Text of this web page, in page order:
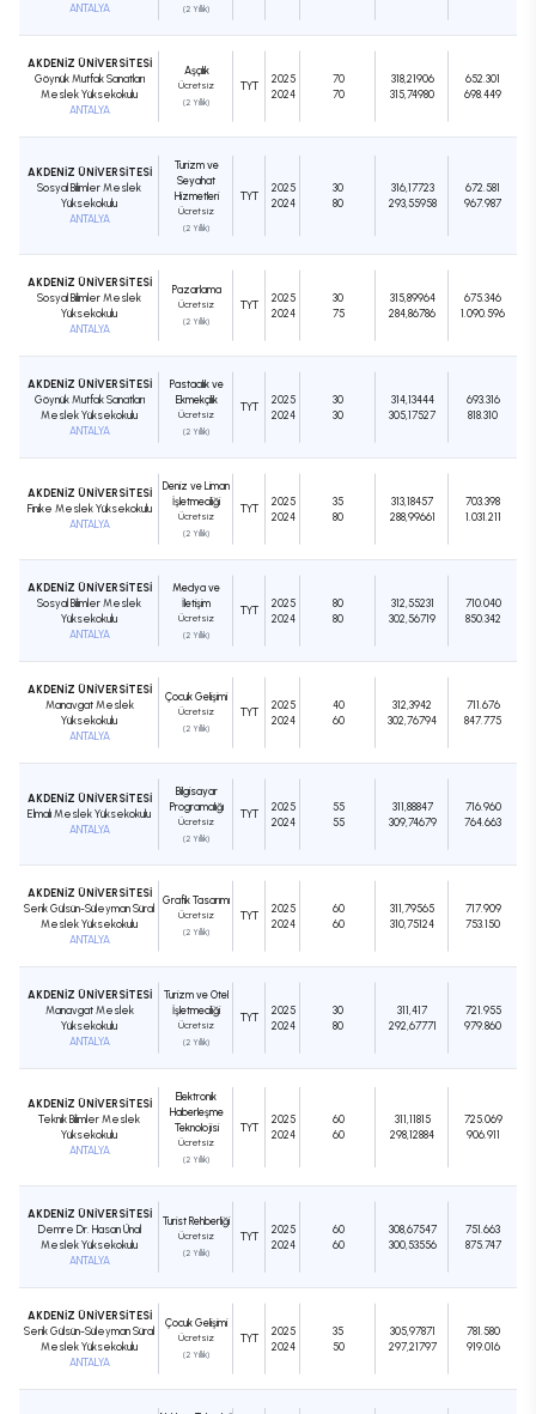
ANTALYA
(2 Yıllık)
AKDENİZ ÜNİVERSİTESİ
Göynük Mutfak Sanatları
Meslek Yüksekokulu
ANTALYA
Aşçılık
Ücretsiz
(2 Yıllık)
TYT
2025
2024
70
70
318,21906
315,74980
652.301
698.449
AKDENİZ ÜNİVERSİTESİ
Sosyal Bilimler Meslek
Yüksekokulu
ANTALYA
Turizm ve
Seyahat
Hizmetleri
Ücretsiz
(2 Yıllık)
TYT
2025
2024
30
80
316,17723
293,55958
672.581
967.987
AKDENİZ ÜNİVERSİTESİ
Sosyal Bilimler Meslek
Yüksekokulu
ANTALYA
Pazarlama
Ücretsiz
(2 Yıllık)
TYT
2025
2024
30
75
315,89964
284,86786
675.346
1.090.596
AKDENİZ ÜNİVERSİTESİ
Göynük Mutfak Sanatları
Meslek Yüksekokulu
ANTALYA
Pastacılık ve
Ekmekçilik
Ücretsiz
(2 Yıllık)
TYT
2025
2024
30
30
314,13444
305,17527
693.316
818.310
AKDENİZ ÜNİVERSİTESİ
Finike Meslek Yüksekokulu
ANTALYA
Deniz ve Liman
İşletmeciliği
Ücretsiz
(2 Yıllık)
TYT
2025
2024
35
80
313,18457
288,99661
703.398
1.031.211
AKDENİZ ÜNİVERSİTESİ
Sosyal Bilimler Meslek
Yüksekokulu
ANTALYA
Medya ve
İletişim
Ücretsiz
(2 Yıllık)
TYT
2025
2024
80
80
312,55231
302,56719
710.040
850.342
AKDENİZ ÜNİVERSİTESİ
Manavgat Meslek
Yüksekokulu
ANTALYA
Çocuk Gelişimi
Ücretsiz
(2 Yıllık)
TYT
2025
2024
40
60
312,3942
302,76794
711.676
847.775
AKDENİZ ÜNİVERSİTESİ
Elmalı Meslek Yüksekokulu
ANTALYA
Bilgisayar
Programcılığı
Ücretsiz
(2 Yıllık)
TYT
2025
2024
55
55
311,88847
309,74679
716.960
764.663
AKDENİZ ÜNİVERSİTESİ
Serik Gülsün-Süleyman Süral
Meslek Yüksekokulu
ANTALYA
Grafik Tasarımı
Ücretsiz
(2 Yıllık)
TYT
2025
2024
60
60
311,79565
310,75124
717.909
753.150
AKDENİZ ÜNİVERSİTESİ
Manavgat Meslek
Yüksekokulu
ANTALYA
Turizm ve Otel
İşletmeciliği
Ücretsiz
(2 Yıllık)
TYT
2025
2024
30
80
311,417
292,67771
721.955
979.860
AKDENİZ ÜNİVERSİTESİ
Teknik Bilimler Meslek
Yüksekokulu
ANTALYA
Elektronik
Haberleşme
Teknolojisi
Ücretsiz
(2 Yıllık)
TYT
2025
2024
60
60
311,11815
298,12884
725.069
906.911
AKDENİZ ÜNİVERSİTESİ
Demre Dr. Hasan Ünal
Meslek Yüksekokulu
ANTALYA
Turist Rehberliği
Ücretsiz
(2 Yıllık)
TYT
2025
2024
60
60
308,67547
300,53556
751.663
875.747
AKDENİZ ÜNİVERSİTESİ
Serik Gülsün-Süleyman Süral
Meslek Yüksekokulu
ANTALYA
Çocuk Gelişimi
Ücretsiz
(2 Yıllık)
TYT
2025
2024
35
50
305,97871
297,21797
781.580
919.016